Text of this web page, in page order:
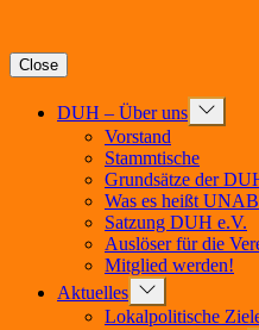
Close
DUH – Über uns Show
sub
Vorstand
Stammtische
Grundsätze der
Was es heißt
Satzung DUH e.V.
Auslöser für die
Mitglied werden!
Aktuelles Show
sub
menu
Lokalpolitische